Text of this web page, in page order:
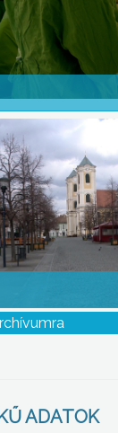
ADATOK